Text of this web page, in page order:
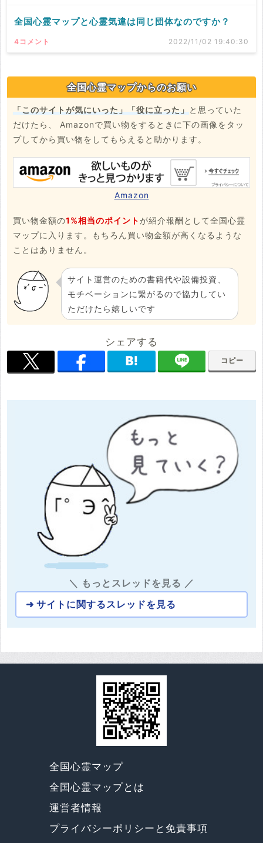
全国心霊マップと心霊気違は同じ団体なのですか？
4コメント 2022/11/02 19:40:30
全国心霊マップからのお願い
「このサイトが気にいった」「役に立った」と思っていた
だけたら、 Amazonで買い物をするときに下の画像をタッ
プしてから買い物をしてもらえると助かります。
Amazon
買い物金額の1%相当のポイント が紹介報酬として全国心霊
マップに入ります。もちろん買い物金額が高くなるような
ことはありません。
サイト運営のための書籍代や設備投資、
モチベーションに繋がるので協力してい
ただけたら嬉しいです
シェアする
コピー
＼ もっとスレッドを見る ／
サイトに関するスレッドを見る
全国心霊マップ
全国心霊マップとは
運営者情報
プライバシーポリシーと免責事項